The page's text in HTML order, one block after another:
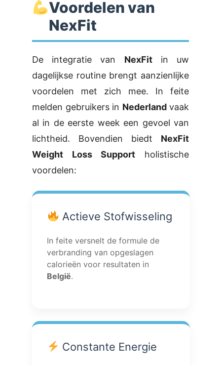
Voordelen van
NexFit
De integratie van NexFitin uw
dagelijkse routine brengt aanzienlijke
voordelen met zich mee. In feite
melden gebruikers in Nederlandvaak
al in de eerste week een gevoel van
lichtheid. Bovendien biedt NexFit
Weight Loss Support holistische
voordelen:
Actieve Stofwisseling
In feite versnelt de formule de
verbranding van opgeslagen
calorieën voor resultaten in
België.
Constante Energie